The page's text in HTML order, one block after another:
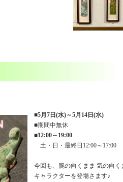
■5月7日(水)～5月14日(水)
■期間中無休
■12:00～19:00
土・日・最終日12:00～17:00
今回も、腕の向くまま 気の向
キャラクターを登場さます♪